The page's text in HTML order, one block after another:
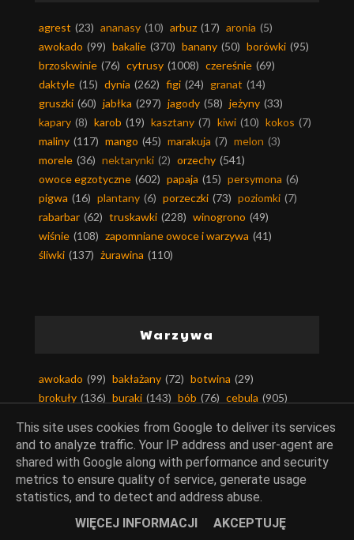
agrest (23) ananasy (10) arbuz (17) aronia (5)
awokado (99) bakalie (370) banany (50) borówki (95)
brzoskwinie (76) cytrusy (1008) czereśnie (69)
daktyle (15) dynia (262) figi (24) granat (14)
gruszki (60) jabłka (297) jagody (58) jeżyny (33)
kapary (8) karob (19) kasztany (7) kiwi (10) kokos (7)
maliny (117) mango (45) marakuja (7) melon (3)
morele (36) nektarynki (2) orzechy (541)
owoce egzotyczne (602) papaja (15) persymona (6)
pigwa (16) plantany (6) porzeczki (73) poziomki (7)
rabarbar (62) truskawki (228) winogrono (49)
wiśnie (108) zapomniane owoce i warzywa (41)
śliwki (137) żurawina (110)
Warzywa
awokado (99) bakłażany (72) botwina (29)
brokuły (136) buraki (143) bób (76) cebula (905)
dynia (262) fasola (203) fasola szparagowa (40)
groch (172) grzyby imbir (72)
kalafior
kalarepa (29) kapary kapusty
kasztany (7) kiełki (183) kiszonki (43)
nie marnujmy żywności (36) ogórki (323) okra (1)
This site uses cookies from Google to deliver its services
and to analyze traffic. Your IP address and user-agent are
shared with Google along with performance and security
metrics to ensure quality of service, generate usage
statistics, and to detect and address abuse.
WIĘCEJ INFORMACJI
AKCEPTUJĘ